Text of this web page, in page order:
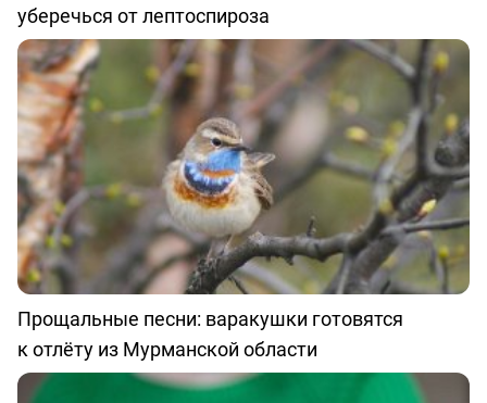
уберечься от лептоспироза
Прощальные песни: варакушки готовятся
к отлёту из Мурманской области